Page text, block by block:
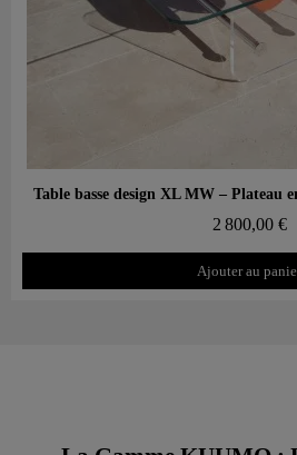
Aperçu rapide
2 800,00 €
Ajouter au